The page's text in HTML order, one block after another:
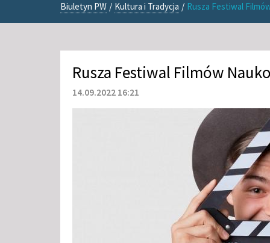
Biuletyn PW / Kultura i Tradycja / Rusza Festiwal
Rusza Festiwal Filmów
14.09.2022 16:21